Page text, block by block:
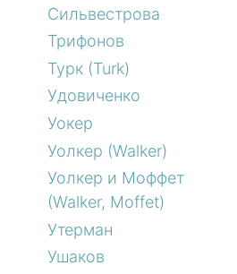
Сильвестрова
Трифонов
Турк (Turk)
Удовиченко
Уокер
Уолкер (Walker)
Уолкер и Моффет
(Walker, Moffet)
Утерман
Ушаков